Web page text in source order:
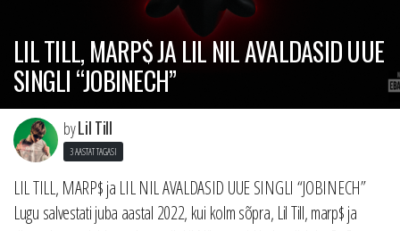
LIL TILL, MARP$ JA LIL NIL AVALDASID UUE
SINGLI “JOBINECH”
byLil Till
3 AASTAT TAGASI
LIL TILL, MARP$ ja LIL NIL AVALDASID UUE SINGLI “JOBINECH”
Lugu salvestati juba aastal 2022, kui kolm sõpra, Lil Till, marp$ ja